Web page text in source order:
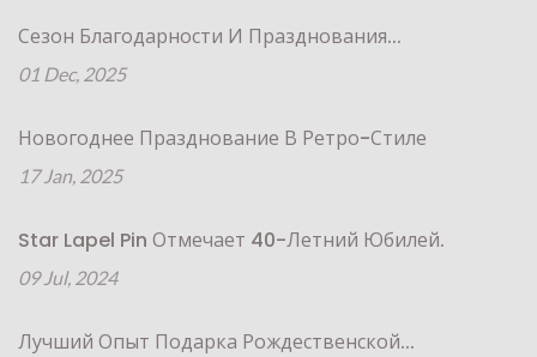
Сезон Благодарности И Празднования...
01 Dec, 2025
Новогоднее Празднование В Ретро-Стиле
17 Jan, 2025
Star Lapel Pin Отмечает 40-Летний Юбилей.
09 Jul, 2024
Лучший Опыт Подарка Рождественской...